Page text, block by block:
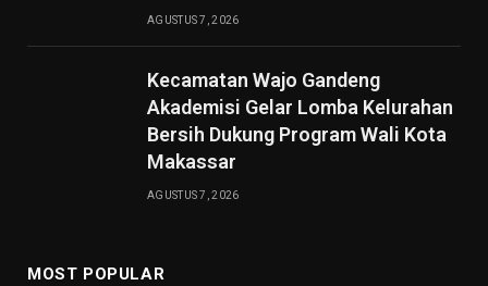
AGUSTUS 7, 2026
Kecamatan Wajo Gandeng
Akademisi Gelar Lomba Kelurahan
Bersih Dukung Program Wali Kota
Makassar
AGUSTUS 7, 2026
MOST POPULAR